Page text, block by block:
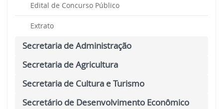
Edital de Concurso Público
Extrato
Secretaria de Administração
Secretaria de Agricultura
Secretaria de Cultura e Turismo
Secretário de Desenvolvimento Econômico